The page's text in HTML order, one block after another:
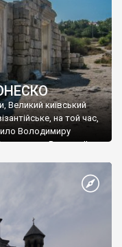
Великий київський
на той час,
Володимиру
Василю ІІ, та
християнином.
Таврійського